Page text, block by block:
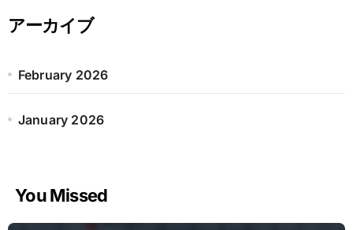
アーカイブ
February 2026
January 2026
You Missed